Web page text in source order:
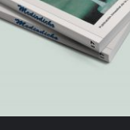
DETALLES